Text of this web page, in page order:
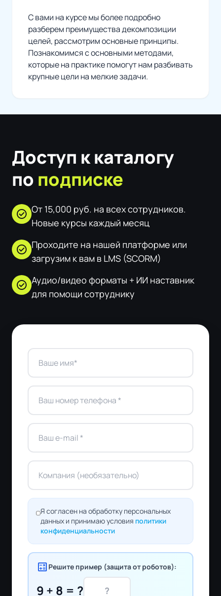
С вами на курсе мы более подробно
разберем преимущества декомпозиции
целей, рассмотрим основные принципы.
Познакомимся с основными методами,
которые на практике помогут нам разбивать
крупные цели на мелкие задачи.
Доступ к каталогу
по подписке
check_circle От 15,000 руб. на всех сотрудников.
Новые курсы каждый месяц
check_circle Проходите на нашей платформе или
загрузим к вам в LMS (SCORM)
check_circle Аудио/видео форматы + ИИ наставник
для помощи сотруднику
Я согласен на обработку персональных
данных и принимаю условия политики
конфиденциальности
calculate Решите пример (защита от роботов):
9 + 8 = ?